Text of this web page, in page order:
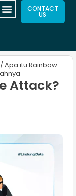
CONTACT
US
/ Apa itu Rainbow
Attack?